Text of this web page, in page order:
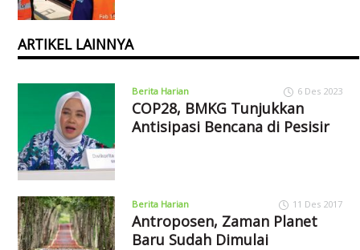
ARTIKEL LAINNYA
Berita Harian 6 Des 2023
COP28, BMKG Tunjukkan
Antisipasi Bencana di Pesisir
Berita Harian 11 Des 2017
Antroposen, Zaman Planet
Baru Sudah Dimulai